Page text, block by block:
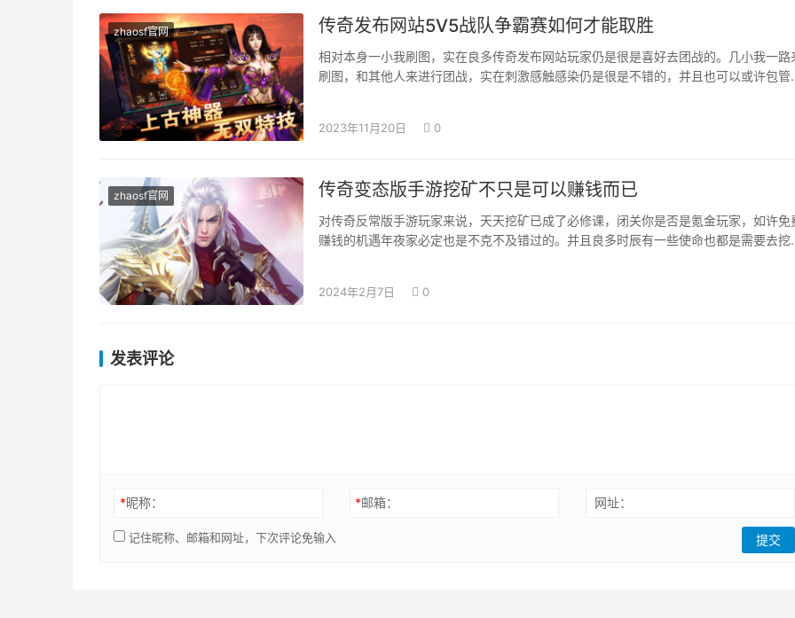
zhaosf官网 传奇发布网站5V5战队争霸赛如何才能取胜
相对本身一小我刷图，实在良多传奇发布网站玩家仍是很是喜好去团战的。几小我一路
刷图，和其他人来进行团战，实在刺激感触感染仍是很是不错的，并且也可以或许包管
2023年11月20日 0
zhaosf官网 传奇变态版手游挖矿不只是可以赚钱而已
对传奇反常版手游玩家来说，天天挖矿已成了必修课，闭关你是否是氪金玩家，如许免
赚钱的机遇年夜家必定也是不克不及错过的。并且良多时辰有一些使命也都是需要去挖
2024年2月7日 0
发表评论
*昵称： *邮箱： 网址：
记住昵称、邮箱和网址，下次评论免输入